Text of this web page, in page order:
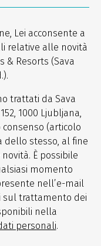
Lei acconsente a
relative alle novità
& Resorts (Sava
trattati da Sava
1000 Ljubljana,
(articolo
dello stesso, al fine
È possibile
momento
nell’e-mail
sul trattamento dei
nella
personali.